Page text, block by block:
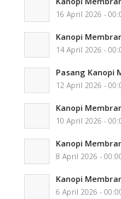
16 April 2026 -
Kanopi
14 April 2026 -
Pasang Kanopi
12 April 2026 -
Kanopi
10 April 2026 -
Kanopi
8 April 2026 -
Kanopi
6 April 2026 -